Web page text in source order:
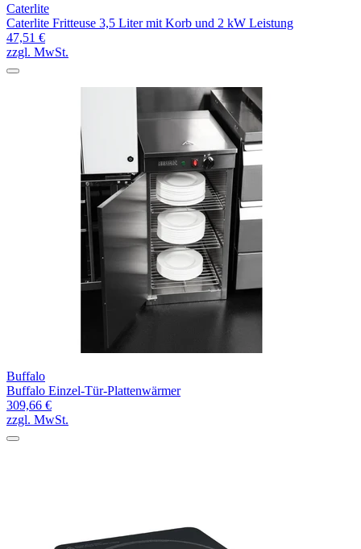
Caterlite
Caterlite Fritteuse 3,5 Liter mit Korb und 2 kW Leistung
47,51 €
zzgl. MwSt.
Buffalo
Buffalo Einzel-Tür-Plattenwärmer
309,66 €
zzgl. MwSt.